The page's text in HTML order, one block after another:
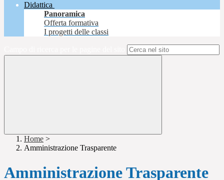
Didattica
Panoramica
Offerta formativa
I progetti delle classi
Home >
Amministrazione Trasparente
Amministrazione Trasparente